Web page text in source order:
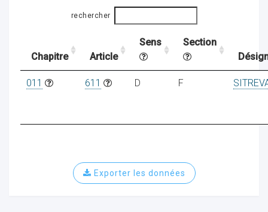
rechercher
Chapitre Article
Sens
Section
011 611 D F
Exporter les données